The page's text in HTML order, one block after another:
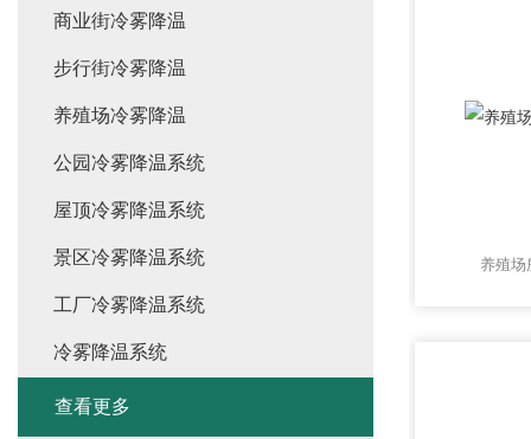
养殖场
商业街冷雾降温
步行街冷雾降温
养殖场冷雾降温
公园冷雾降温系统
屋顶冷雾降温系统
景区冷雾降温系统
工厂冷雾降温系统
冷雾降温系统
查看更多